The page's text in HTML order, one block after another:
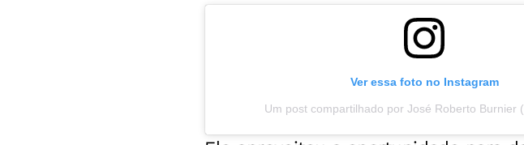
Ver essa foto no Instagram
Um post compartilhado por José Roberto Burnier